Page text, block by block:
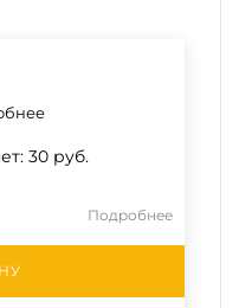
30 руб.
Подробнее